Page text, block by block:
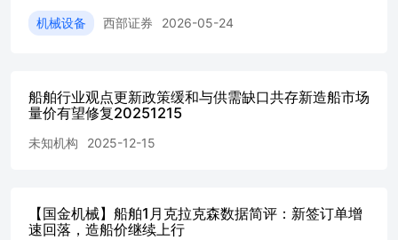
机械设备 西部证券 2026-05-24
船舶行业观点更新政策缓和与供需缺口共存新造船市场
量价有望修复20251215
未知机构 2025-12-15
【国金机械】船舶1月克拉克森数据简评：新签订单增
速回落，造船价继续上行